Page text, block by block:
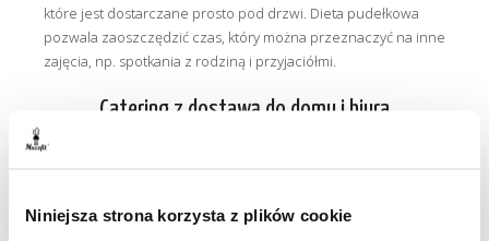
Niniejsza strona korzysta z plików cookie
które jest dostarczane prosto pod drzwi. Dieta pudełkowa
pozwala zaoszczędzić czas, który można przeznaczyć na inne
zajęcia, np. spotkania z rodziną i przyjaciółmi.
Catering z dostawą do domu i biura
się zdrowym i smacznym jedzeniem w każdych
okolicznościach. Dostawa do biura sprawia, że możemy